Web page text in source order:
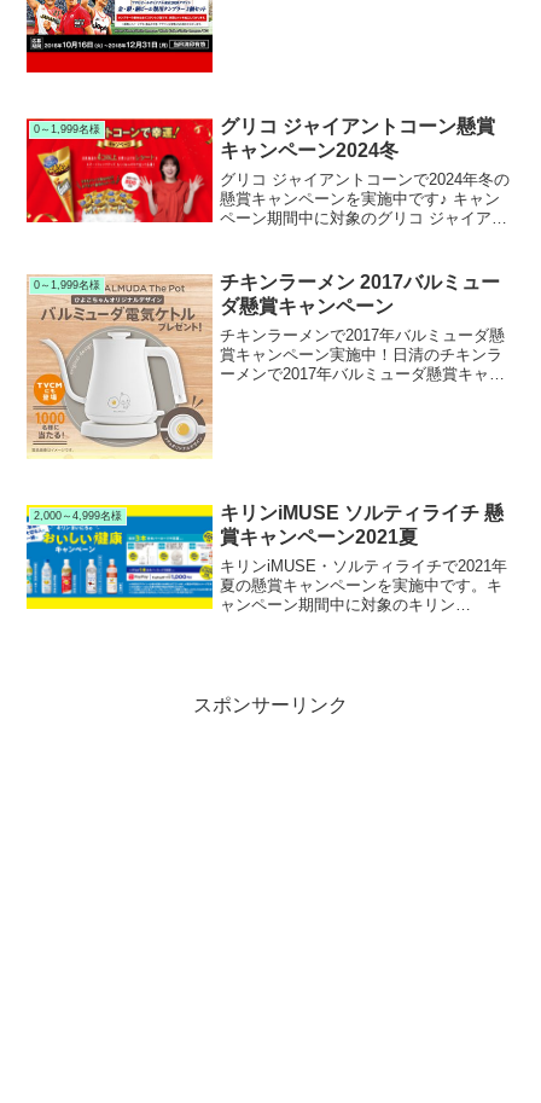
0～1,999名様
グリコ ジャイアントコーン懸賞
キャンペーン2024冬
グリコ ジャイアントコーンで2024年冬の
懸賞キャンペーンを実施中です♪ キャン
ペーン期間中に対象のグリコ ジャイアン
ドパッケージが当たります。
0～1,999名様
チキンラーメン 2017バルミュー
ダ懸賞キャンペーン
チキンラーメンで2017年バルミューダ懸
賞キャンペーン実施中！日清のチキンラ
ーメンで2017年バルミューダ懸賞キャン
2,000～4,999名様
キリンiMUSE ソルティライチ 懸
賞キャンペーン2021夏
キリンiMUSE・ソルティライチで2021年
夏の懸賞キャンペーンを実施中です。キ
ャンペーン期間中に対象のキリン
スポンサーリンク